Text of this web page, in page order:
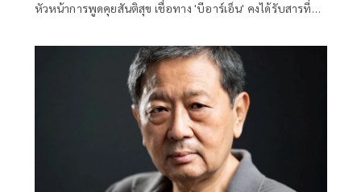
หัวหน้าการพูดคุยสันติสุข เชื่อทาง 'บีอาร์เอ็น' คงได้รับสารที่ส่ง
กรองฯ ประเมินสถานการณ์แบบ'ตัดเท้าเข้าเกือก' สุ่มเสี่ยงที่จะ